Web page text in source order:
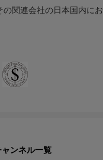
関連会社の日本国内に
ャンネル一覧